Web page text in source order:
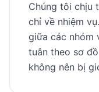
Chúng tôi chịu
chỉ về nhiệm
giữa các nhóm
tuân theo sơ
không nên bị